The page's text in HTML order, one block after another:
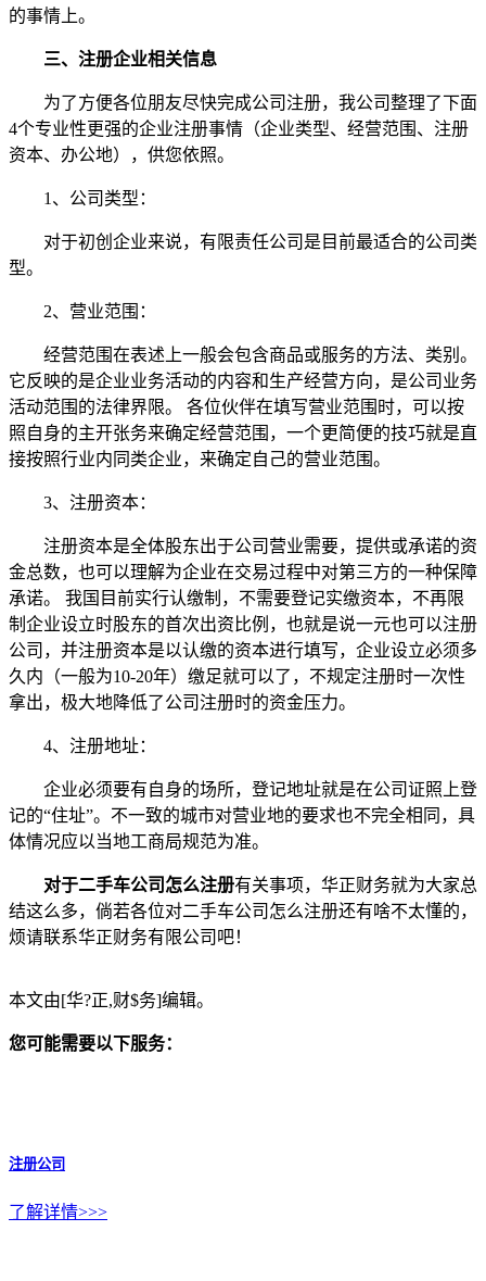
的事情上。
三、注册企业相关信息
为了方便各位朋友尽快完成公司注册，我公司整理了下面
4个专业性更强的企业注册事情（企业类型、经营范围、注册
资本、办公地），供您依照。
1、公司类型：
对于初创企业来说，有限责任公司是目前最适合的公司类
型。
2、营业范围：
经营范围在表述上一般会包含商品或服务的方法、类别。
它反映的是企业业务活动的内容和生产经营方向，是公司业务
活动范围的法律界限。 各位伙伴在填写营业范围时，可以按
照自身的主开张务来确定经营范围，一个更简便的技巧就是直
接按照行业内同类企业，来确定自己的营业范围。
3、注册资本：
注册资本是全体股东出于公司营业需要，提供或承诺的资
金总数，也可以理解为企业在交易过程中对第三方的一种保障
承诺。 我国目前实行认缴制，不需要登记实缴资本，不再限
制企业设立时股东的首次出资比例，也就是说一元也可以注册
公司，并注册资本是以认缴的资本进行填写，企业设立必须多
久内（一般为10-20年）缴足就可以了，不规定注册时一次性
拿出，极大地降低了公司注册时的资金压力。
4、注册地址：
企业必须要有自身的场所，登记地址就是在公司证照上登
记的“住址”。不一致的城市对营业地的要求也不完全相同，具
体情况应以当地工商局规范为准。
对于二手车公司怎么注册有关事项，华正财务就为大家总
结这么多，倘若各位对二手车公司怎么注册还有啥不太懂的，
烦请联系华正财务有限公司吧！
本文由[华?正,财$务]编辑。
您可能需要以下服务：
注册公司
了解详情>>>